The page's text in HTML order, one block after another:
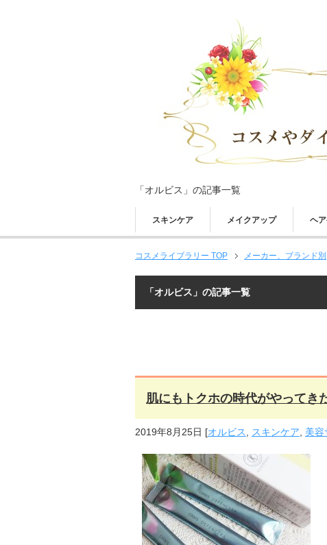
「オルビス」の記事一覧
スキンケア メイクアップ ヘ
コスメライブラリー TOP メーカー、ブランド別
「オルビス」の記事一覧
肌にもトクホの時代がやってき
2019年8月25日 [オルビス スキンケア 美容